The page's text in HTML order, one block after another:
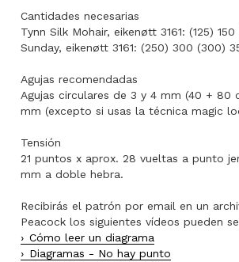
Cantidades necesarias
Tynn Silk Mohair, eikenøtt 3161: (125)
Sunday, eikenøtt 3161: (250) 300 (300)
Agujas recomendadas
Agujas circulares de 3 y 4 mm (40 + 80
mm (excepto si usas la técnica magic
Tensión
21 puntos x aprox. 28 vueltas a punto
mm a doble hebra.
Recibirás el patrón por email en un
Peacock los siguientes vídeos pueden
Cómo leer un diagrama
Diagramas - No hay punto